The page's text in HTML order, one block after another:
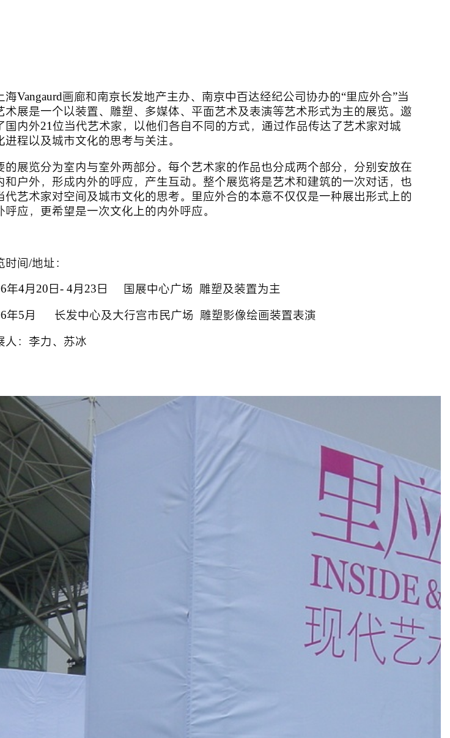
海Vangaurd画廊和南京长发地产主办、南京中百达经纪公司协办的“里应外合”当
术展是一个以装置、雕塑、多媒体、平面艺术及表演等艺术形式为主的展览。邀
国内外21位当代艺术家，以他们各自不同的方式，通过作品传达了艺术家对城
进程以及城市文化的思考与关注。
的展览分为室内与室外两部分。每个艺术家的作品也分成两个部分，分别安放在
和户外，形成内外的呼应，产生互动。整个展览将是艺术和建筑的一次对话，也
代艺术家对空间及城市文化的思考。里应外合的本意不仅仅是一种展出形式上的
呼应，更希望是一次文化上的内外呼应。
时间/地址：
年4月20日- 4月23日 国展中心广场 雕塑及装置为主
年5月 长发中心及大行宫市民广场 雕塑影像绘画装置表演
人：李力、苏冰